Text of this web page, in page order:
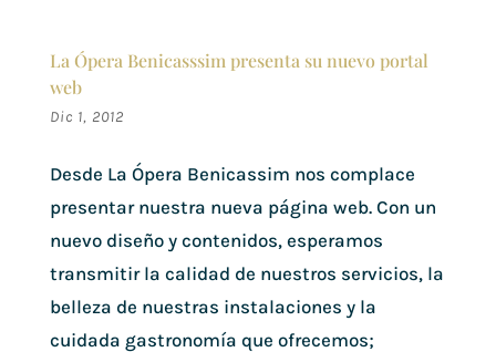
La Ópera Benicasssim presenta su nuevo portal
web
Dic 1, 2012
Desde La Ópera Benicassim nos complace
presentar nuestra nueva página web. Con un
nuevo diseño y contenidos, esperamos
transmitir la calidad de nuestros servicios, la
belleza de nuestras instalaciones y la
cuidada gastronomía que ofrecemos;